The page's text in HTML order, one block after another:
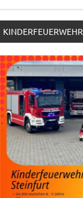
KINDERFEUERWEHR